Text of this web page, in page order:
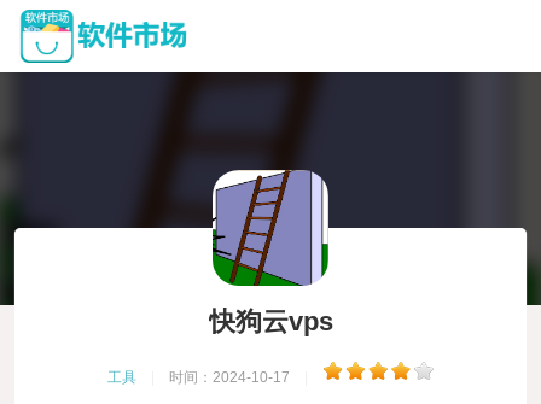
快狗云vps
工具 时间：2024-10-17